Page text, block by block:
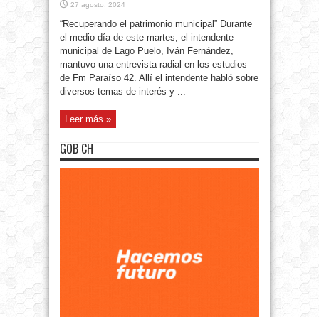
27 agosto, 2024
“Recuperando el patrimonio municipal” Durante
el medio día de este martes, el intendente
municipal de Lago Puelo, Iván Fernández,
mantuvo una entrevista radial en los estudios
de Fm Paraíso 42. Allí el intendente habló sobre
diversos temas de interés y ...
Leer más »
GOB CH